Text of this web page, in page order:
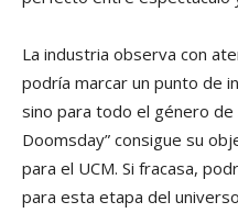
La industria observa con
podría marcar un punto de
sino para todo el género de
Doomsday” consigue su
para el UCM. Si fracasa,
para esta etapa del